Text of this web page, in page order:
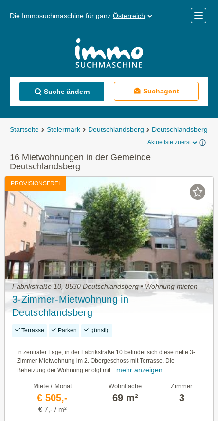
Die Immosuchmaschine für ganz Österreich
Menü
Suche ändern Suchagent
Startseite Steiermark Deutschlandsberg Deutschlandsberg
Aktuellste zuerst
16 Mietwohnungen in der Gemeinde
Deutschlandsberg
PROVISIONSFREI
Fabrikstraße 10, 8530 Deutschlandsberg • Wohnung mieten
3-Zimmer-Mietwohnung in
Deutschlandsberg
Terrasse Parken günstig
In zentraler Lage, in der Fabrikstraße 10 befindet sich diese nette 3-
Zimmer-Mietwohnung im 2. Obergeschoss mit Terrasse. Die
Beheizung der Wohnung erfolgt mit...
mehr anzeigen
Miete / Monat
€ 505,-
€ 7,- / m²
Wohnfläche
69 m²
Zimmer
3